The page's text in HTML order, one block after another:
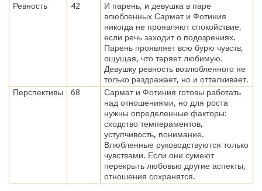
Ревность
42
И парень, и девушка в паре
влюбленных Сармат и Фотиния
никогда не проявляют спокойствие,
если речь заходит о подозрениях.
Парень проявляет всю бурю чувств,
ощущая, что теряет любимую.
Девушку ревность возлюбленного не
только раздражает, но и отталкивает.
Перспективы
68
Сармат и Фотиния готовы работать
над отношениями, но для роста
нужны определенные факторы:
сходство темпераментов,
уступчивость, понимание.
Влюбленные руководствуются только
чувствами. Если они сумеют
перекрыть любовью другие аспекты,
отношения сохранятся.